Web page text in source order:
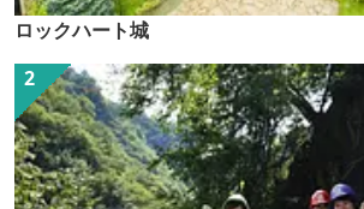
ロックハート城